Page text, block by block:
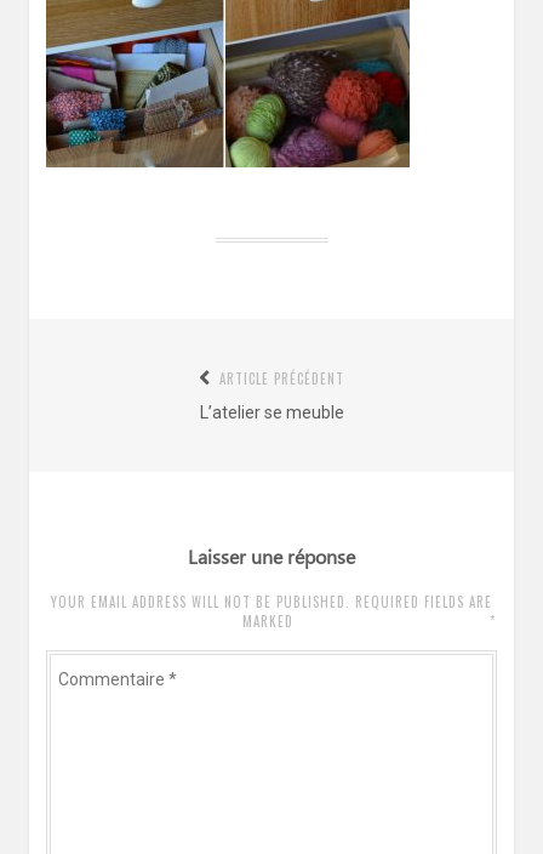
ARTICLE PRÉCÉDENT
Article
L’atelier se meuble
Laisser une réponse
YOUR EMAIL ADDRESS WILL NOT BE PUBLISHED. REQUIRED FIELDS ARE
MARKED
*
Commentaire